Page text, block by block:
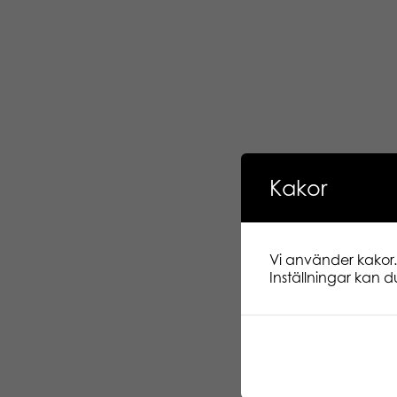
Kakor
Vi använder
Inställningar kan